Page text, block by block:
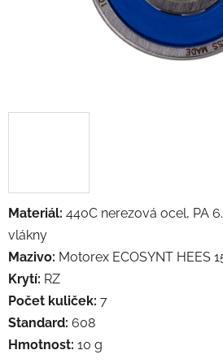
Materiál: 440C nerezová ocel, PA
vlákny
Mazivo: Motorex ECOSYNT HEES
Krytí: RZ
Počet kuliček: 7
Standard: 608
Hmotnost: 10 g